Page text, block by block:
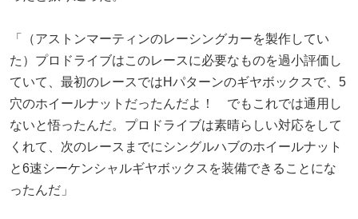
「（アストンマーティンのレーシングカーを製作してい
た）プロドライブはこのレースに必要なものを過小評価し
ていて、最初のレースではHパターンのギヤボックスで、5
穴のホイールナットだったんだよ！ でもこれでは通用し
ないと悟ったんだ。プロドライブは素晴らしい対応をして
くれて、次のレースまでにシングルハブのホイールナット
と6速シーケンシャルギヤボックスを装備できることにな
ったんだ」